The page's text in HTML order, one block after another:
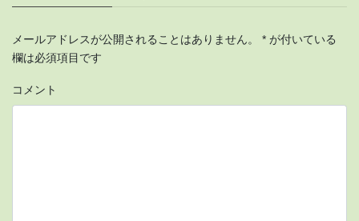
メールアドレスが公開されることはありません。 * が付いている
欄は必須項目です
コメント